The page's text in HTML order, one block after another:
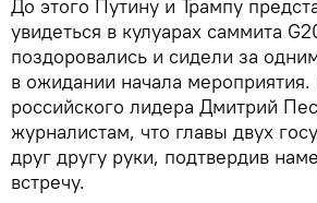
До этого Путину и Трампу
увидеться в кулуарах саммита
поздоровались и сидели за
в ожидании начала
российского лидера Дмитрий
журналистам, что главы двух
друг другу руки, подтвердив
встречу.